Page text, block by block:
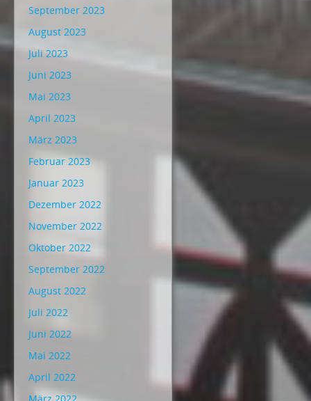
September 2023
August 2023
Juli 2023
Juni 2023
Mai 2023
April 2023
März 2023
Februar 2023
Januar 2023
Dezember 2022
November 2022
Oktober 2022
September 2022
August 2022
Juli 2022
Juni 2022
Mai 2022
April 2022
März 2022